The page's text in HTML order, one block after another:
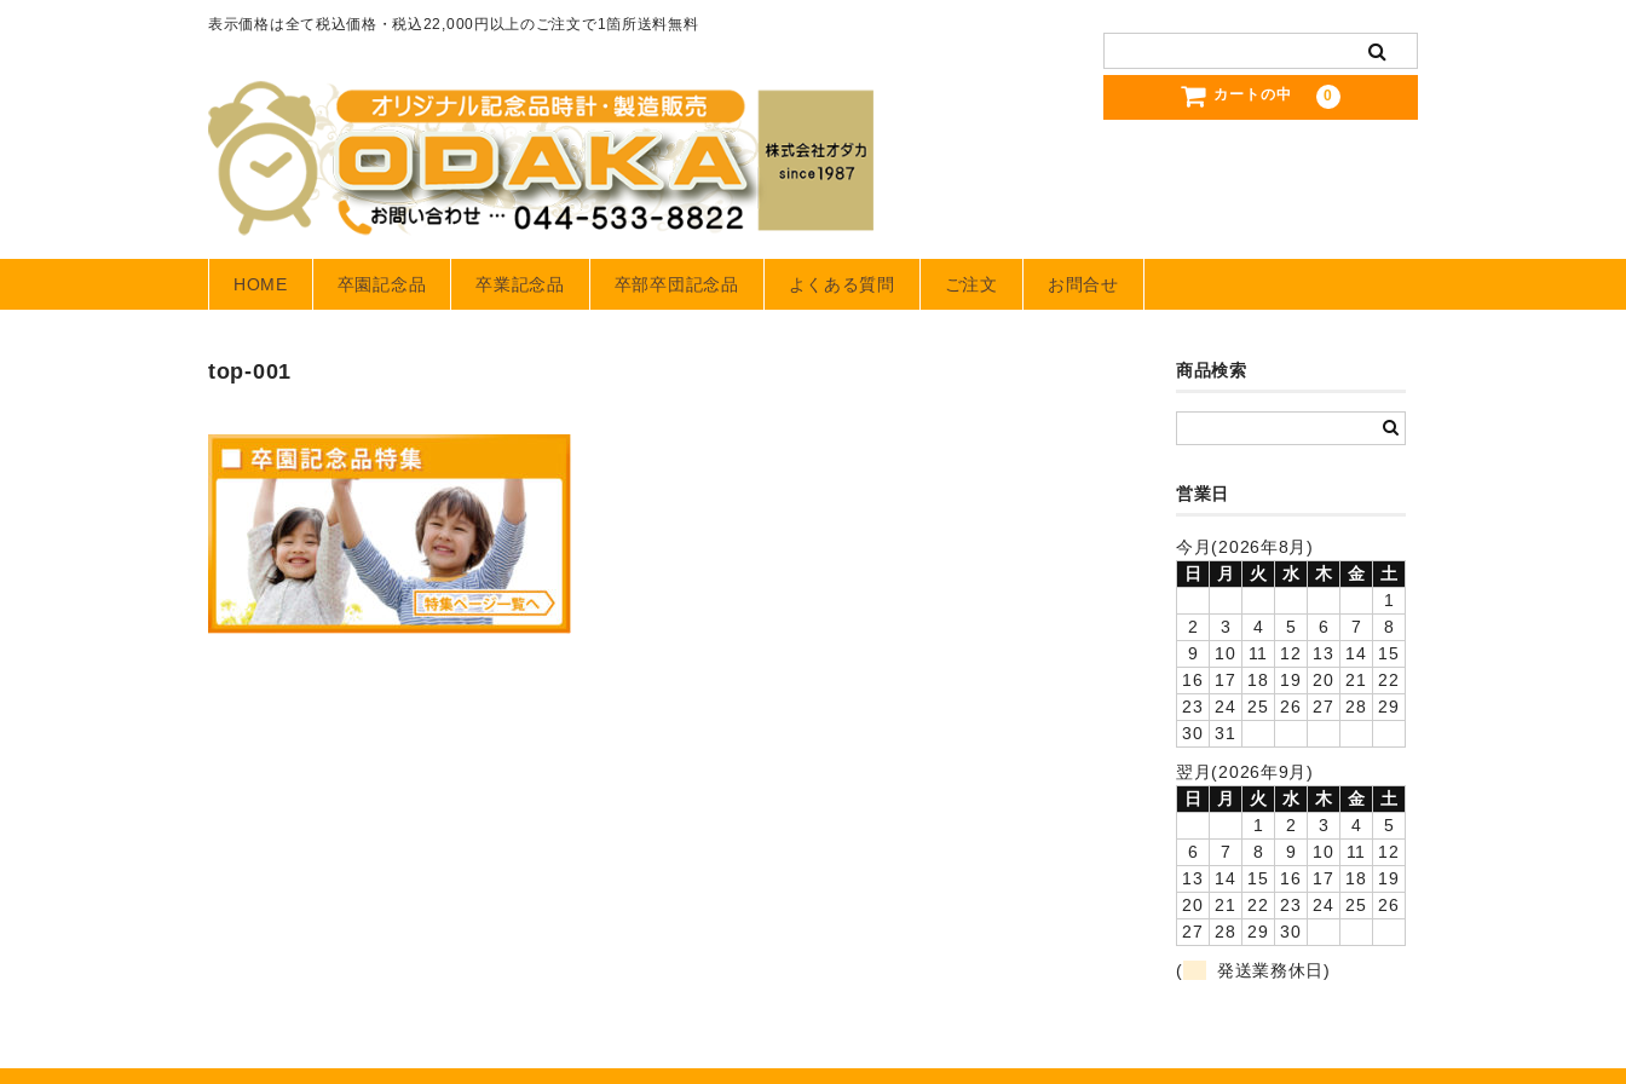
表示価格は全て税込価格・税込22,000円以上のご注文で1箇所送料無料
カートの中 0
HOME 卒園記念品 卒業記念品 卒部卒団記念品 よくある質問 ご注文 お問合せ
top-001 商品検索
営業日
今月(2026年8月)
日
月 火 水 木 金
土
1
2
3 4 5 6 7
8
9
10 11 12 13 14
15
16
17 18 19 20 21
22
23
24 25 26 27 28
29
30
31
翌月(2026年9月)
日
月 火 水 木 金
土
1
2 3 4
5
6
7 8 9 10 11
12
13
14 15 16 17 18
19
20
21 22 23 24 25
26
27
28 29
30
(
発送業務休日)